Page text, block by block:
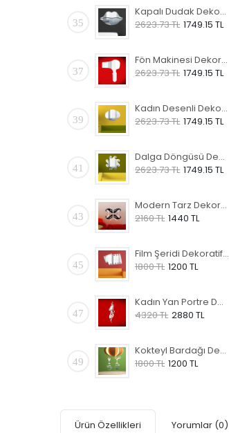
35
Kapalı Dudak Dekoratif Kırılmaz Ayna
2623.73 TL 1749.15 TL
37
Fön Makinesi Dekoratif Kırılmaz Ayna
2623.73 TL 1749.15 TL
39
Kadın Desenli Dekoratif Kırılmaz Ayna
2623.73 TL 1749.15 TL
41
Dalga Döngüsü Dekoratif Kırılmaz Ayna
2623.73 TL 1749.15 TL
43
Modern Tarz Dekoratif Kırılmaz Ayna
2160 TL 1440 TL
45
Film Şeridi Dekoratif Kırılmaz Ayna
1800 TL 1200 TL
47
Kadın Yan Portre Dekoratif Kırılmaz Ayna
4320 TL 2880 TL
49
Kokteyl Bardağı Dekoratif Kırılmaz Ayna
1800 TL 1200 TL
Ürün Özellikleri Yorumlar (0)